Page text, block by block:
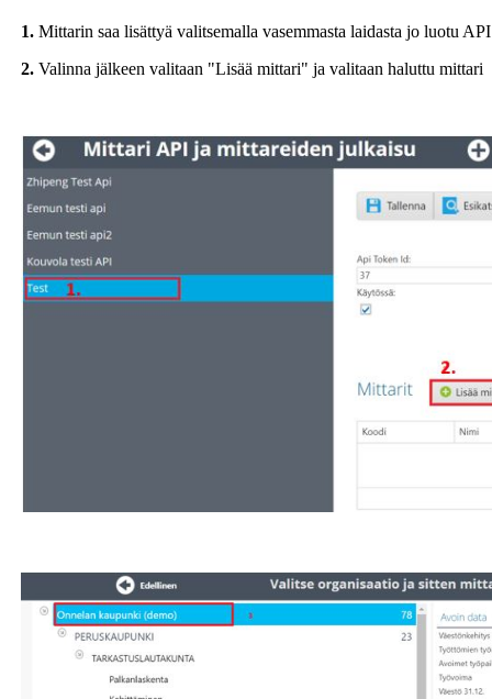
1. Mittarin saa lisättyä valitsemalla vasemmasta laidasta jo luotu API
2. Valinna jälkeen valitaan "Lisää mittari" ja valitaan haluttu mittari